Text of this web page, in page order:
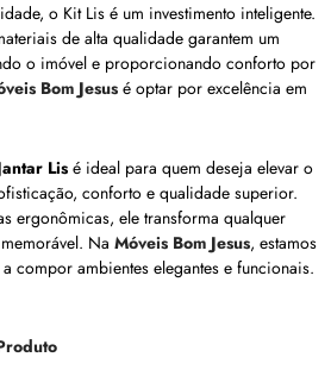
o Kit Lis é um investimento inteligente.
de alta qualidade garantem um
o imóvel e proporcionando conforto por
Bom Jesus é optar por excelência em
Lis é ideal para quem deseja elevar o
conforto e qualidade superior.
ergonômicas, ele transforma qualquer
Na Móveis Bom Jesus, estamos
compor ambientes elegantes e funcionais.